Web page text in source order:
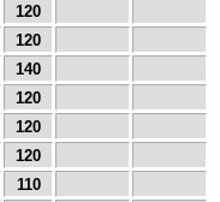
120
120
140
120
120
120
110